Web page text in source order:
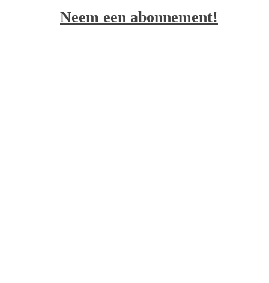
Neem een abonnement!